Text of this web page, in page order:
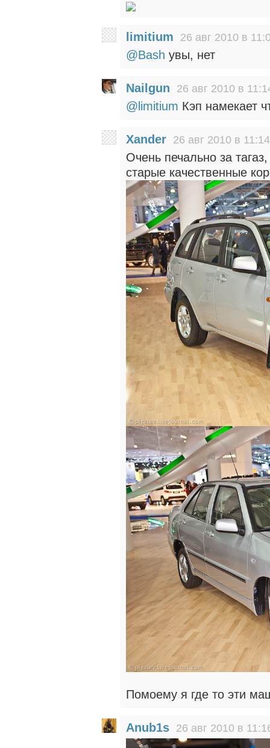
limitium 26 авг 2010 в
@Bash увы, нет
Nailgun 26 авг 2010 в
@limitium Кэп намекает
Xander 26 авг 2010 в 11:14
Очень печально за
старые качественные
Помоему я где то эти
Anub1s 26 авг 2010 в